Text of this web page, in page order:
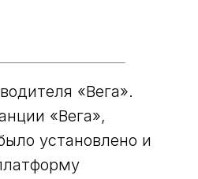
«Вега».
«Вега»,
установлено и